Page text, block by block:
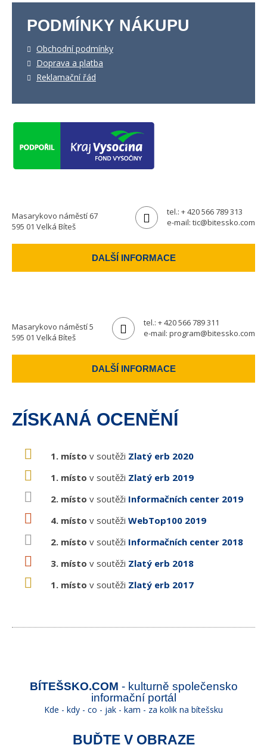
PODMÍNKY NÁKUPU
Obchodní podmínky
Doprava a platba
Reklamační řád
Masarykovo náměstí 67
595 01 Velká Bíteš
tel.: + 420 566 789 313
e-mail: tic@bitessko.com
DALŠÍ INFORMACE
Masarykovo náměstí 5
595 01 Velká Bíteš
tel.: + 420 566 789 311
e-mail: program@bitessko.com
DALŠÍ INFORMACE
ZÍSKANÁ OCENĚNÍ
1. místo v soutěži Zlatý erb 2020
1. místo v soutěži Zlatý erb 2019
2. místo v soutěži Informačních center 2019
4. místo v soutěži WebTop100 2019
2. místo v soutěži Informačních center 2018
3. místo v soutěži Zlatý erb 2018
1. místo v soutěži Zlatý erb 2017
BÍTEŠSKO.COM - kulturně společensko
informační portál
Kde - kdy - co - jak - kam - za kolik na bítešsku
BUĎTE V OBRAZE